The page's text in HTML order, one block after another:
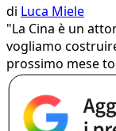
di Luca Miele
"La Cina è un
vogliamo
prossimo mese